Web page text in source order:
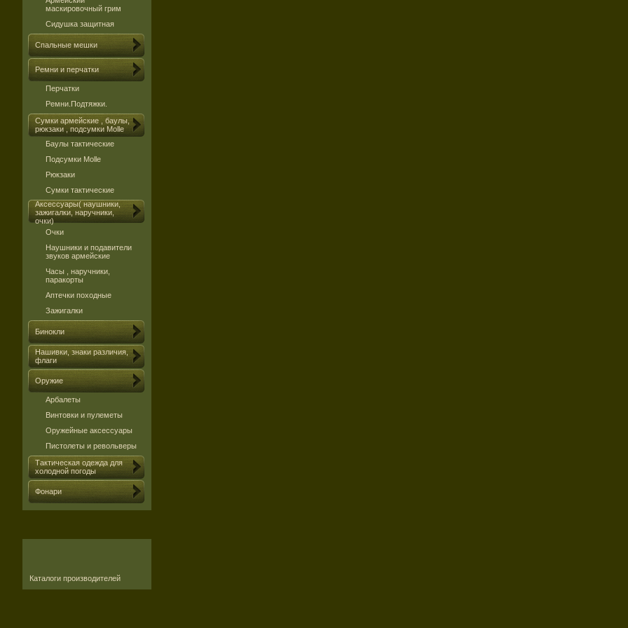
маскировочный грим
Сидушка защитная
Спальные мешки
Ремни и перчатки
Перчатки
Ремни.Подтяжки.
Сумки армейские , баулы,
рюкзаки , подсумки Molle
Баулы тактические
Подсумки Molle
Рюкзаки
Сумки тактические
Аксессуары( наушники,
зажигалки, наручники,
очки)
Очки
Наушники и подавители
звуков армейские
Часы , наручники,
паракорты
Аптечки походные
Зажигалки
Бинокли
Нашивки, знаки различия,
флаги
Оружие
Арбалеты
Винтовки и пулеметы
Оружейные аксессуары
Пистолеты и револьверы
Тактическая одежда для
холодной погоды
Фонари
Каталоги производителей